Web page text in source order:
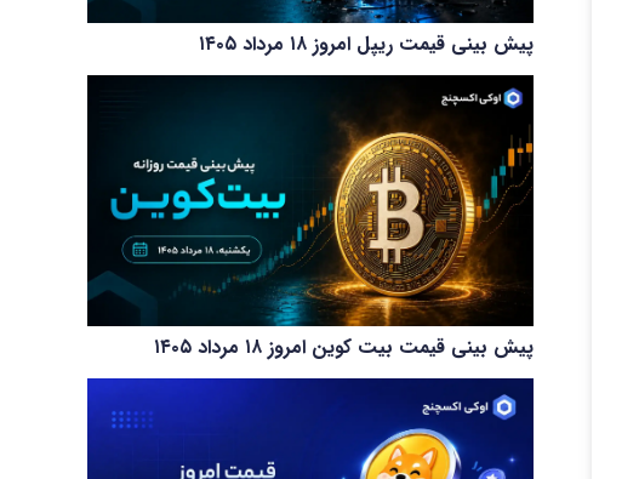
پیش بینی قیمت ریپل امروز ۱۸ مرداد ۱۴۰۵
پیش بینی قیمت بیت کوین امروز ۱۸ مرداد ۱۴۰۵